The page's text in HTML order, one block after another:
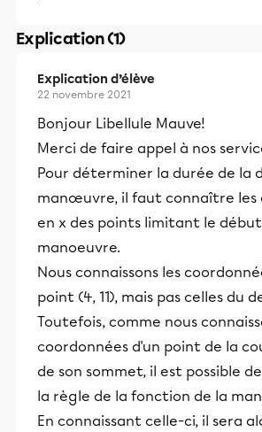
Explication (1)
Explication d’élève
22 novembre 2021
Bonjour Libellule Mauve!
Merci de faire appel à nos
Pour déterminer la durée de la
manœuvre, il faut connaître les
en x des points limitant le
manoeuvre.
Nous connaissons les
point (4, 11), mais pas celles du
Toutefois, comme nous
coordonnées d'un point de la
de son sommet, il est possible
la règle de la fonction de la
En connaissant celle-ci, il sera